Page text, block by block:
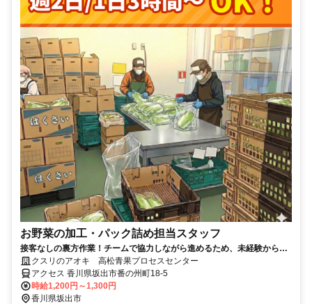
お野菜の加工・パック詰め担当スタッフ
接客なしの裏方作業！チームで協力しながら進めるため、未経験からで
も安心して始められます
クスリのアオキ 高松青果プロセスセンター
アクセス 香川県坂出市番の州町18-5
時給1,200円～1,300円
香川県坂出市